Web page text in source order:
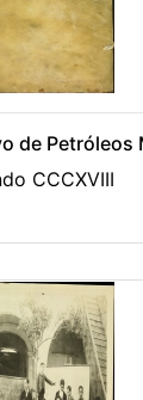
de Petróleos
CCCXVIII